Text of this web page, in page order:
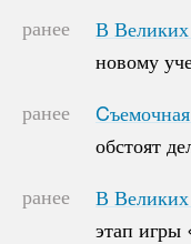
ранее
В
новому
В
новому
ранее
обстоят
обстоят
ранее
В
этап игры
В
этап игры